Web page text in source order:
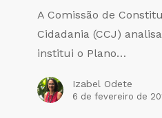
A Comissão de
Cidadania (CCJ)
institui o Plano…
Izabel Odete
6 de fevereiro de